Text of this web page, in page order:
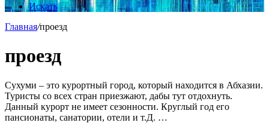
Искать
Главная/проезд
проезд
Сухуми – это курортный город, который находится в Абхазии.
Туристы со всех стран приезжают, дабы тут отдохнуть.
Данный курорт не имеет сезонности. Круглый год его
пансионаты, санатории, отели и т.Д. …